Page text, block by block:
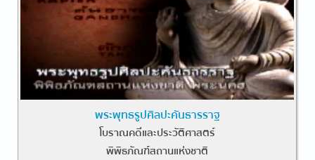
พระพุทธรูปศิลปะคันธารราฐ
โบราณคดีและประวัติศาสตร์
พิพิธภัณฑ์สถานแห่งชาติ